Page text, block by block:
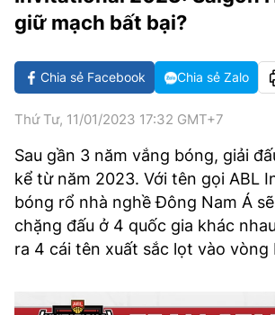
GOLF
CÁC CÚP CHÂU ÂU
GIẢI TRÍ
CÔNG NGHIỆP VĂN HÓA
X-QUANG TIN ĐỒN
VIẾT LẠI ƯỚC MƠ
PHIM
ÂM NHẠC
KBIZ
DU LỊCH
TIN TỨC
ĐIỂM ĐẾN
ẢNH
ẨM THỰC
THẾ GIỚI SAO
HIGHTECH
TIÊU ĐIỂM - SPOTLIGHT
BẠN CẦN BIẾT
E-MAGAZINE
giữ mạch bất bại?
Chia sẻ Facebook Chia sẻ Zalo
Thứ Tư, 11/01/2023 17:32 GMT+7
Sau gần 3 năm vắng bóng, giải
kể từ năm 2023. Với tên gọi ABL
bóng rổ nhà nghề Đông Nam Á
chặng đấu ở 4 quốc gia khác
ra 4 cái tên xuất sắc lọt vào vòng